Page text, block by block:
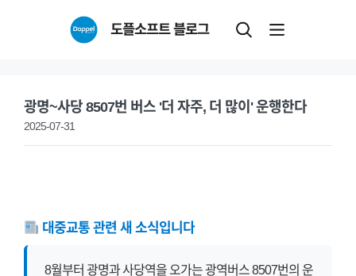
도플소프트 블로그
광명~사당 8507번 버스 '더 자주, 더 많이' 운행한다
2025-07-31
대중교통 관련 새 소식입니다
8월부터 광명과 사당역을 오가는 광역버스 8507번의 운